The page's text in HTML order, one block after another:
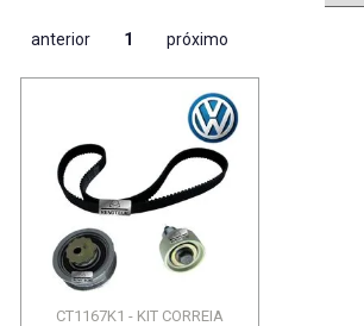
anterior 1 próximo
CT1167K1 - KIT CORREIA